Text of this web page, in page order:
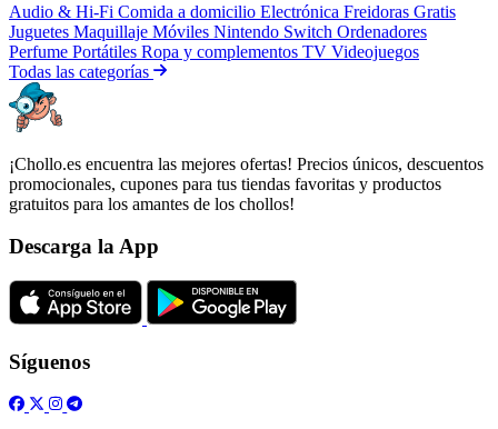
Audio & Hi-Fi Comida a domicilio Electrónica Freidoras Gratis
Juguetes Maquillaje Móviles Nintendo Switch Ordenadores
Perfume Portátiles Ropa y complementos TV Videojuegos
Todas las categorías
¡Chollo.es encuentra las mejores ofertas! Precios únicos, descuentos
promocionales, cupones para tus tiendas favoritas y productos
gratuitos para los amantes de los chollos!
Descarga la App
Síguenos